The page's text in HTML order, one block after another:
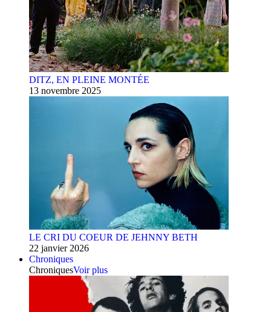
DITZ, EN PLEINE MONTÉE
13 novembre 2025
LE CRI DU COEUR DE JEHNNY BETH
22 janvier 2026
Chroniques
ChroniquesVoir plus